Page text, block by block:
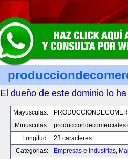
El dueño de este dominio lo
Mayusculas:
Minusculas:
Longitud:
23 caracteres
Categorias:
Empresas e Industrias,